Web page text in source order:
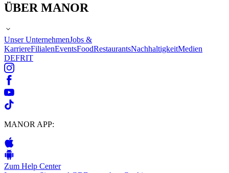
ÜBER MANOR
Unser UnternehmenJobs &
KarriereFilialenEventsFoodRestaurantsNachhaltigkeitMedien
DEFRIT
MANOR APP:
Zum Help Center